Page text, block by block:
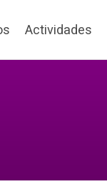
Actividades